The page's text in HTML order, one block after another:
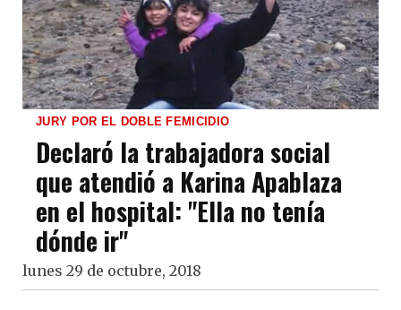
JURY POR EL DOBLE FEMICIDIO
Declaró la trabajadora social
que atendió a Karina Apablaza
en el hospital: "Ella no tenía
dónde ir"
lunes 29 de octubre, 2018